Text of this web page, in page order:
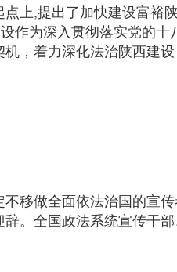
上,提出了加快建设富裕
作为深入贯彻落实党的十
，着力深化法治陕西建
移做全面依法治国的宣传
。全国政法系统宣传干